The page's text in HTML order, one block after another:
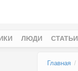
ЛЮДИ СТАТЬИ
Главная